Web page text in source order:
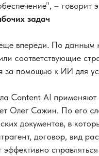
– говорит
задач
впереди. По данным
соответствующие
помощью к ИИ для
Content AI
Олег Сажин. По его
документов, в
договор, вид
эффективно